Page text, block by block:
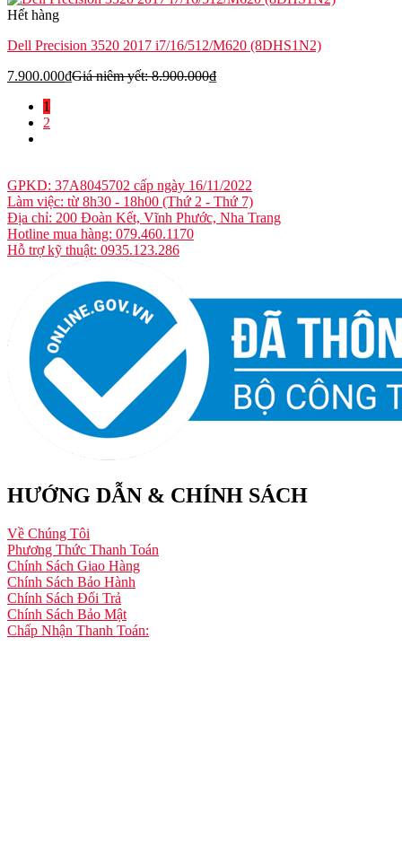
Hết hàng
Dell Precision 3520 2017 i7/16/512/M620 (8DHS1N2)
7.900.000₫Giá niêm yết:8.900.000₫
1
2
GPKD: 37A8045702 cấp ngày 16/11/2022
Làm việc: từ 8h30 - 18h00 (Thứ 2 - Thứ 7)
Địa chỉ: 200 Đoàn Kết, Vĩnh Phước, Nha Trang
Hotline mua hàng: 079.460.1170
Hỗ trợ kỹ thuật: 0935.123.286
HƯỚNG DẪN & CHÍNH SÁCH
Về Chúng Tôi
Phương Thức Thanh Toán
Chính Sách Giao Hàng
Chính Sách Bảo Hành
Chính Sách Đổi Trả
Chính Sách Bảo Mật
Chấp Nhận Thanh Toán: